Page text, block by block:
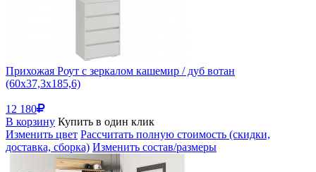
Прихожая Роут с зеркалом кашемир / дуб вотан
(60x37,3x185,6)
12 180
В корзину Купить в один клик
Изменить цвет Рассчитать полную стоимость (скидки,
доставка, сборка) Изменить состав/размеры